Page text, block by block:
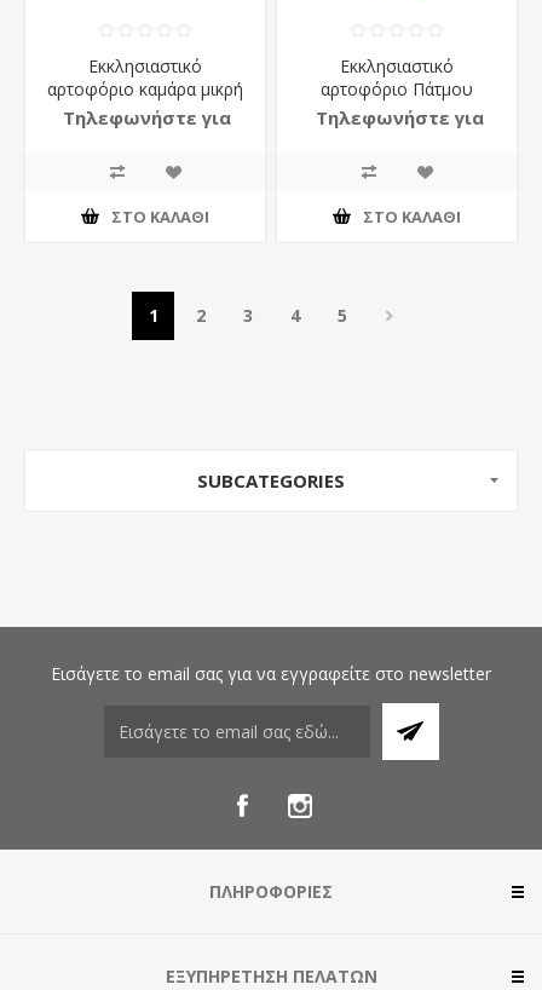
Εκκλησιαστικό
αρτοφόριο καμάρα μικρή
Τηλεφωνήστε για
ΣΤΟ ΚΑΛΆΘΙ
Εκκλησιαστικό
αρτοφόριο Πάτμου
Τηλεφωνήστε για
ΣΤΟ ΚΑΛΆΘΙ
1 2 3 4 5
SUBCATEGORIES
Εισάγετε το email σας για να εγγραφείτε στο newsletter
ΠΛΗΡΟΦΟΡΊΕΣ
ΕΞΥΠΗΡΈΤΗΣΗ ΠΕΛΑΤΏΝ